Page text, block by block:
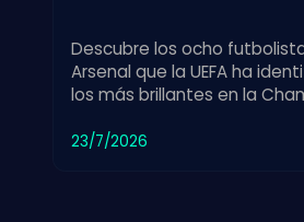
Descubre los ocho
Arsenal que la UEFA ha
los más brillantes en la
rendimiento estelar.
23/7/2026